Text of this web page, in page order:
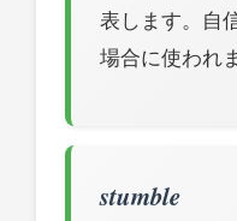
表します。自
場合に使われ
stumble